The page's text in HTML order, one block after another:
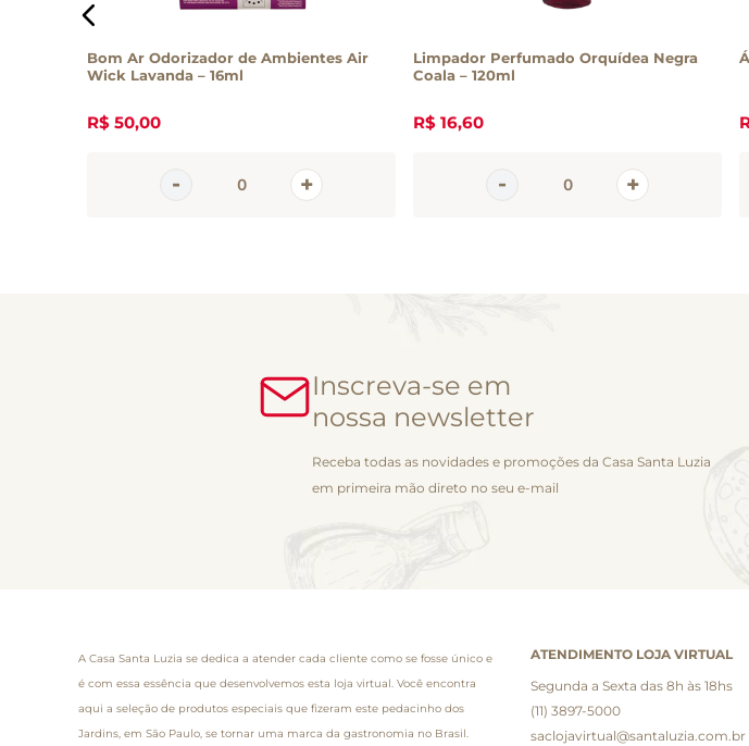
Bom Ar Odorizador de Ambientes Air
Wick Lavanda – 16ml
R$ 50,00
Limpador Perfumado Orquídea Negra
Coala – 120ml
R$ 16,60
Inscreva-se em
nossa newsletter
Receba todas as novidades e promoções da Casa Santa Luzia
em primeira mão direto no seu e-mail
A Casa Santa Luzia se dedica a atender cada cliente como se fosse único e
é com essa essência que desenvolvemos esta loja virtual. Você encontra
aqui a seleção de produtos especiais que fizeram este pedacinho dos
Jardins, em São Paulo, se tornar uma marca da gastronomia no Brasil.
ATENDIMENTO LOJA VIRTUAL
Segunda a Sexta das 8h às 18hs
(11) 3897-5000
saclojavirtual@santaluzia.com.br